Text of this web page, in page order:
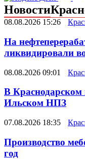
Новости
08.08.2026 15:26
На
ликвидировали
08.08.2026 09:01
В Краснодарском
Ильском НПЗ
07.08.2026 18:35
Производство
год